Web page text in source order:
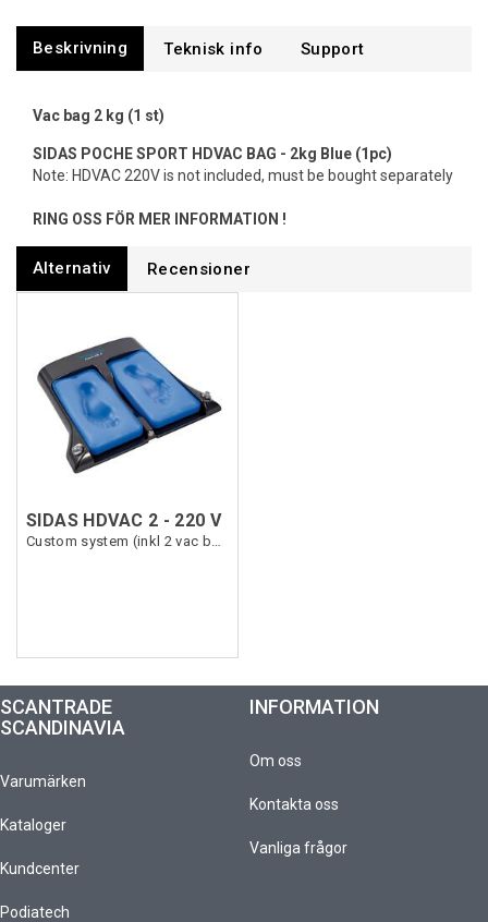
Beskrivning Support
Vac bag 2 kg (1 st)
SIDAS POCHE SPORT HDVAC BAG - 2kg Blue (1pc)
Note: HDVAC 220V is not included, must be bought separately
RING OSS FÖR MER INFORMATION !
Alternativ Recensioner
SIDAS HDVAC 2 - 220 V
Custom system (inkl 2 vac bags 2kg)
SCANTRADE
SCANDINAVIA
Varumärken
Kataloger
Kundcenter
Podiatech
INFORMATION
Om oss
Kontakta oss
Vanliga frågor